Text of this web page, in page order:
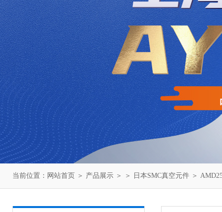
当前位置： 网站首页 ＞ 产品展示 ＞ ＞ 日本SMC真空元件 ＞